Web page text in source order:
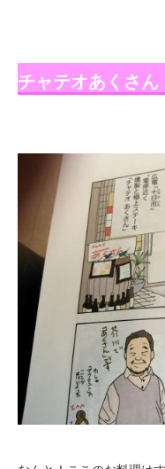
チャテオあくさん